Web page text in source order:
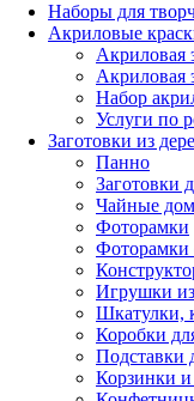
Наборы для
Акриловые
Акриловая
Акриловая
Набор
Услуги по
Заготовки из
Панно
Заготовки
Чайные
Фоторамки
Фоторамки
Игрушки
Шкатулки,
Коробки
Подставки
Корзинки